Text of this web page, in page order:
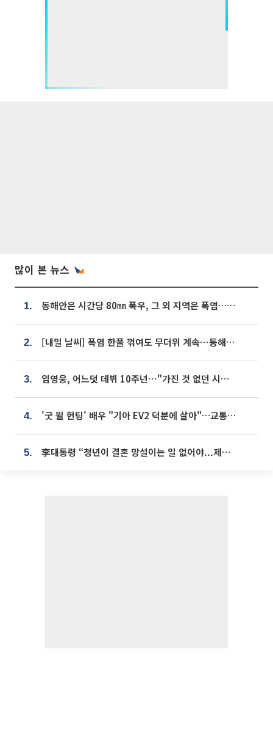
많이 본 뉴스
1. 동해안은 시간당 80㎜ 폭우, 그 외 지역은 폭염…‘극과 극 날씨’
2. [내일 날씨] 폭염 한풀 꺾여도 무더위 계속⋯동해안 이틀 연속 비
3. 임영웅, 어느덧 데뷔 10주년⋯"가진 것 없던 시절, 내 앞엔 20명의 팬뿐"
4. '굿 윌 헌팅' 배우 "기아 EV2 덕분에 살아"…교통사고 후 안전성 극찬
5. 李대통령 “청년이 결혼 망설이는 일 없어야...제도상 불이익 조사”